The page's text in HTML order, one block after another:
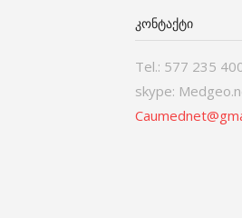
ᲙᲝᲜᲢᲐᲥᲢᲘ
Tel.: 577 235
skype: